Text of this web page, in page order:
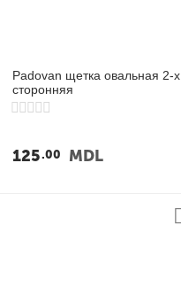
Padovan щетка овальная 2-х
сторонняя
125 00 MDL